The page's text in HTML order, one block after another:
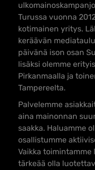
Turussa vuonna
kotimainen yritys.
keräävän
päivänä ison osan
lisäksi olemme
Pirkanmaalla ja
Tampereelta.
Palvelemme
aina mainonnan
saakka. Haluamme
osallistumme
Vaikka
tärkeää olla